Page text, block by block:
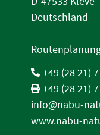
Deutschland
+49 (28 21)
+49 (28 21)
info@nabu-
www.nabu-